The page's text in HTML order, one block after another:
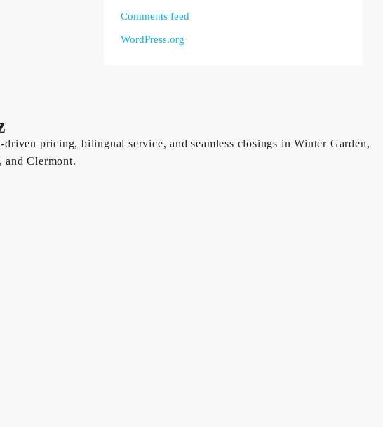
Comments feed
WordPress.org
pricing, bilingual service, and seamless closings in Winter Garden,
Clermont.